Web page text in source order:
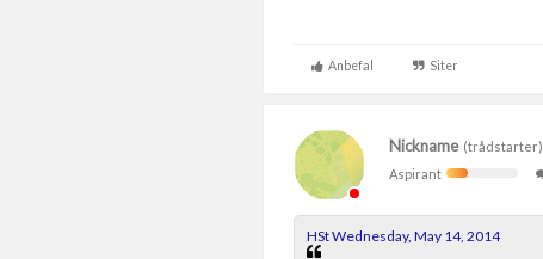
Anbefal Siter
Nickname(trådstarter)
Aspirant
HSt Wednesday, May 14, 2014